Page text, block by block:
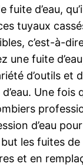
d’eau,
tuyaux
c’est-à-
une fuite
d’outils et
Une
d’eau
les fuites
et en